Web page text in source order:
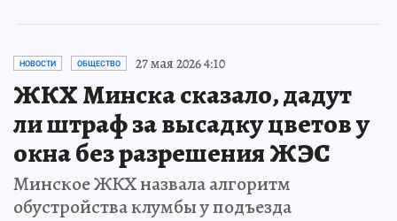
НОВОСТИ ОБЩЕСТВО 27 мая 2026 4:10
ЖКХ Минска сказало, дадут
ли штраф за высадку цветов у
окна без разрешения ЖЭС
Минское ЖКХ назвала алгоритм
обустройства клумбы у подъезда